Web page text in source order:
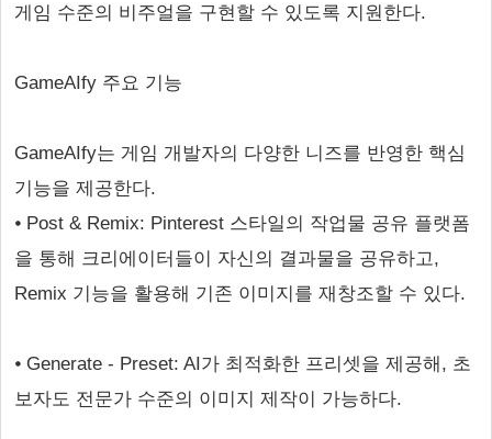
게임 수준의 비주얼을 구현할 수 있도록 지원한다.
GameAIfy 주요 기능
GameAIfy는 게임 개발자의 다양한 니즈를 반영한 핵심
기능을 제공한다.
⦁ Post & Remix: Pinterest 스타일의 작업물 공유 플랫폼
을 통해 크리에이터들이 자신의 결과물을 공유하고,
Remix 기능을 활용해 기존 이미지를 재창조할 수 있다.
⦁ Generate - Preset: AI가 최적화한 프리셋을 제공해, 초
보자도 전문가 수준의 이미지 제작이 가능하다.